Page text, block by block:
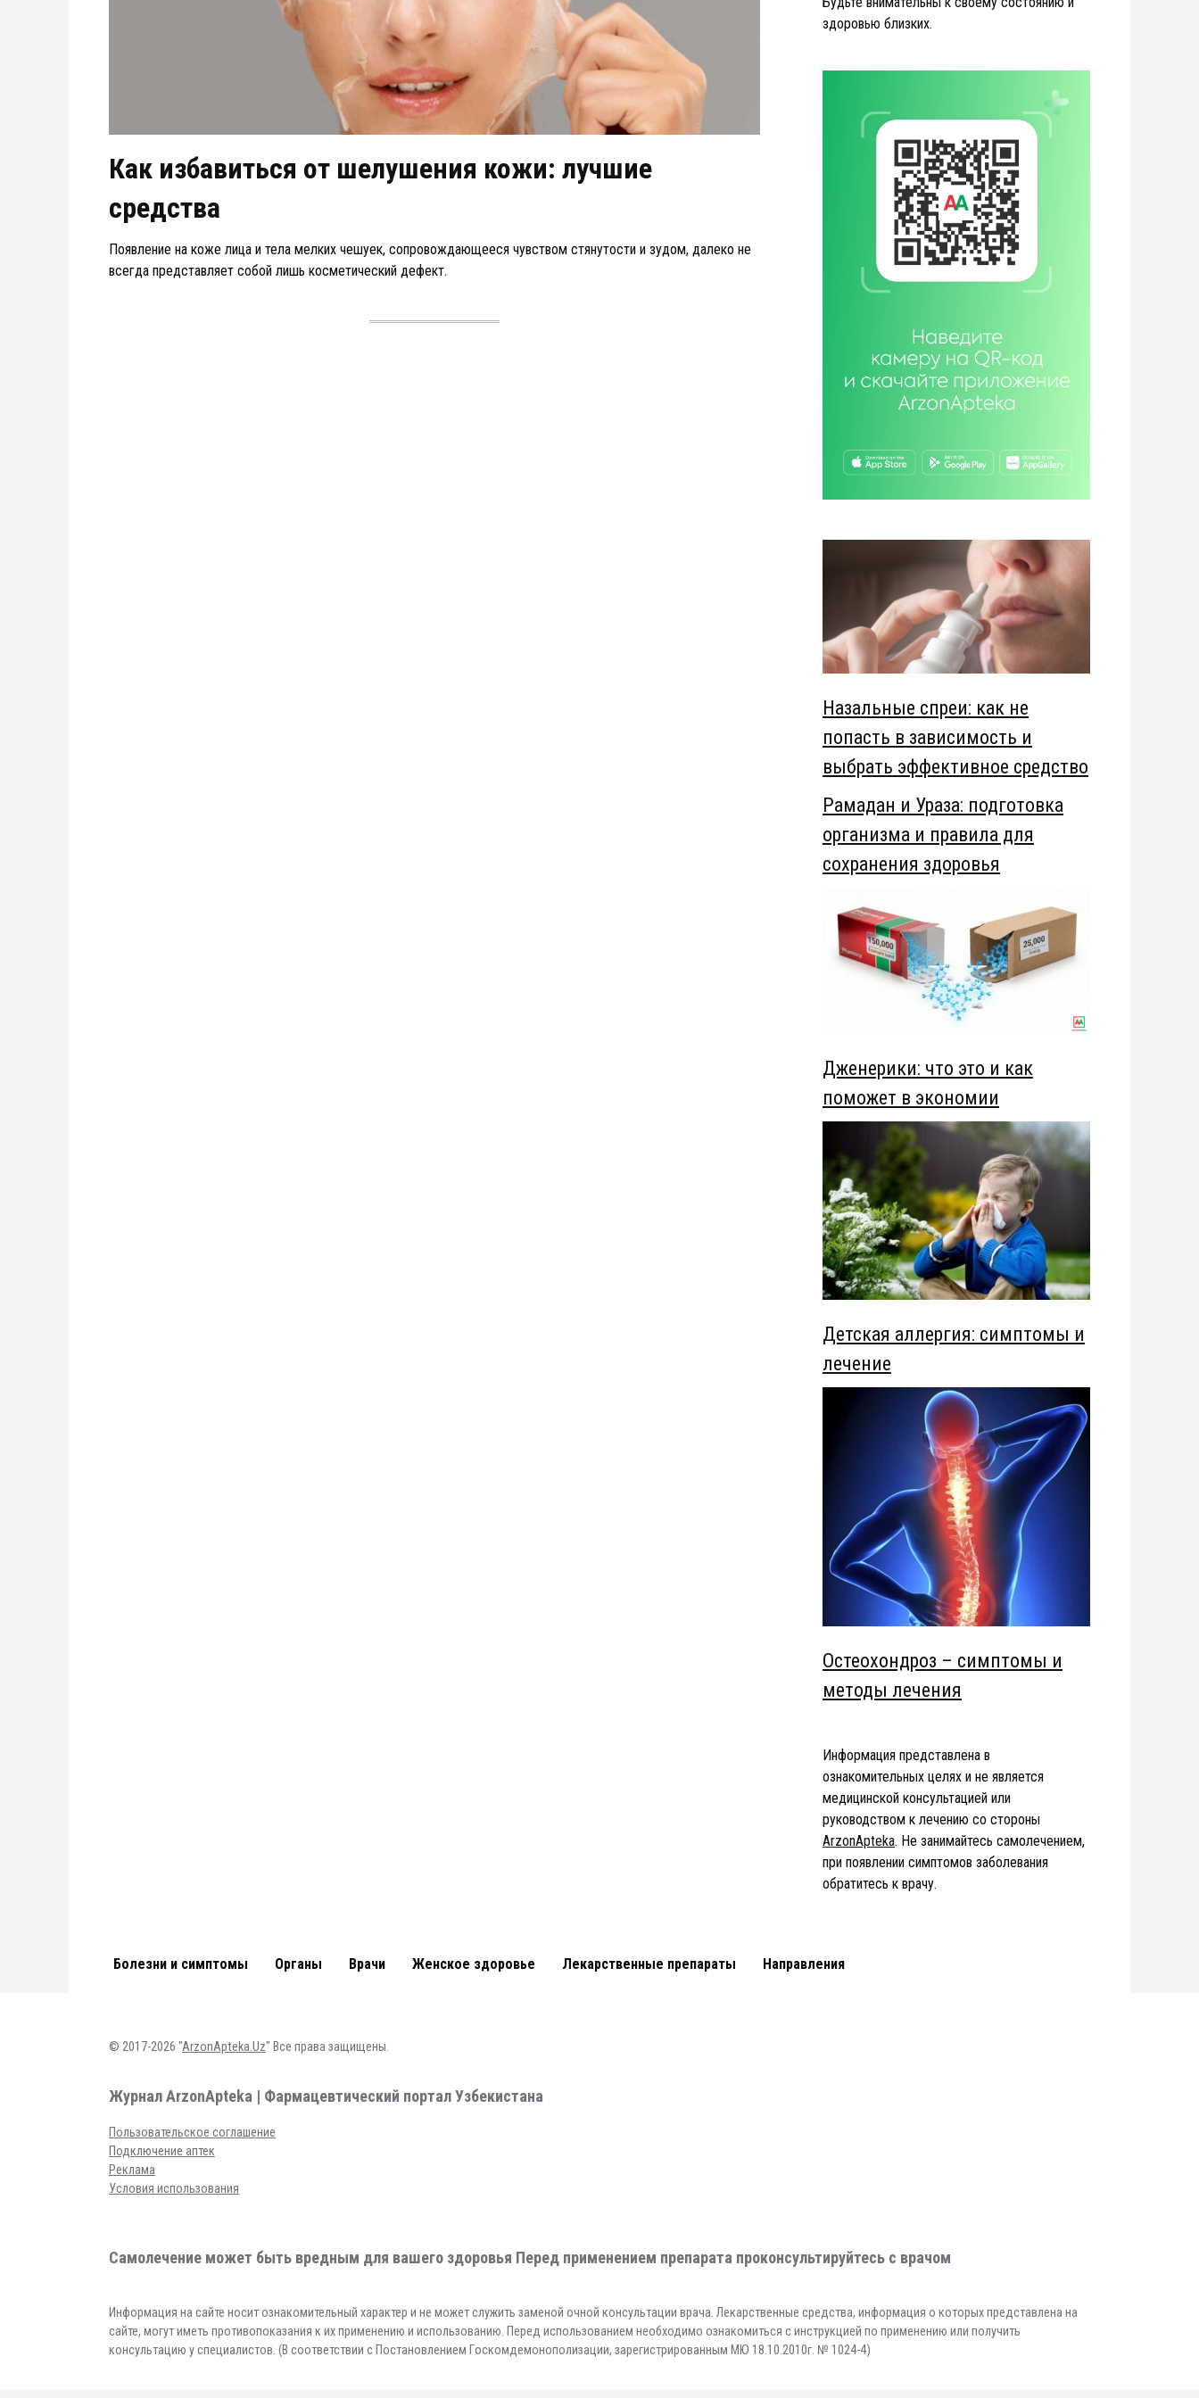
Как избавиться от шелушения кожи: лучшие
средства
Появление на коже лица и тела мелких чешуек, сопровождающееся чувством стянутости и зудом, далеко не
всегда представляет собой лишь косметический дефект.
здоровью близких.
Назальные спреи: как не
попасть в зависимость и
выбрать эффективное средство
Рамадан и Ураза: подготовка
организма и правила для
сохранения здоровья
Дженерики: что это и как
поможет в экономии
Детская аллергия: симптомы и
лечение
Остеохондроз – симптомы и
методы лечения
Информация представлена в
ознакомительных целях и не является
медицинской консультацией или
руководством к лечению со стороны
ArzonApteka. Не занимайтесь самолечением,
при появлении симптомов заболевания
обратитесь к врачу.
Болезни и симптомы Органы Врачи Женское здоровье Лекарственные препараты Направления
© 2017-2026 "ArzonApteka.Uz" Все права защищены.
Журнал ArzonApteka | Фармацевтический портал Узбекистана
Пользовательское соглашение
Подключение аптек
Реклама
Условия использования
Самолечение может быть вредным для вашего здоровья Перед применением препарата проконсультируйтесь с врачом
Информация на сайте носит ознакомительный характер и не может служить заменой очной консультации врача. Лекарственные средства, информация о которых представлена на
сайте, могут иметь противопоказания к их применению и использованию. Перед использованием необходимо ознакомиться с инструкцией по применению или получить
консультацию у специалистов. (В соответствии с Постановлением Госкомдемонополизации, зарегистрированным МЮ 18.10.2010г. № 1024-4)